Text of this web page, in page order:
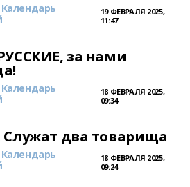
19 ФЕВРАЛЯ 2025,
11:47
за нами
18 ФЕВРАЛЯ 2025,
09:34
два товарища
18 ФЕВРАЛЯ 2025,
09:24